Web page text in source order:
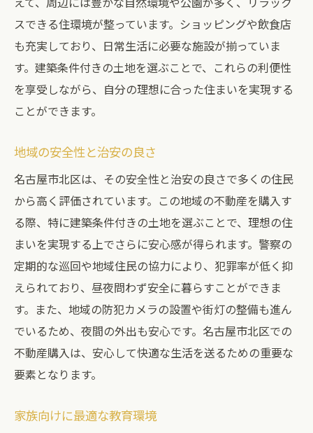
スできる住環境が整っています。ショッピングや飲食店
も充実しており、日常生活に必要な施設が揃っていま
す。建築条件付きの土地を選ぶことで、これらの利便性
を享受しながら、自分の理想に合った住まいを実現する
ことができます。
地域の安全性と治安の良さ
名古屋市北区は、その安全性と治安の良さで多くの住民
から高く評価されています。この地域の不動産を購入す
る際、特に建築条件付きの土地を選ぶことで、理想の住
まいを実現する上でさらに安心感が得られます。警察の
定期的な巡回や地域住民の協力により、犯罪率が低く抑
えられており、昼夜問わず安全に暮らすことができま
す。また、地域の防犯カメラの設置や街灯の整備も進ん
でいるため、夜間の外出も安心です。名古屋市北区での
不動産購入は、安心して快適な生活を送るための重要な
要素となります。
家族向けに最適な教育環境